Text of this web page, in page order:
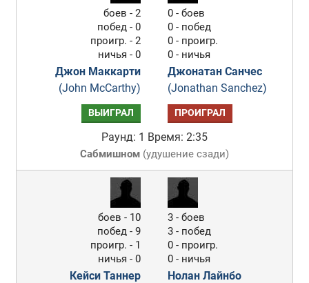
боев - 2
побед - 0
проигр. - 2
ничья - 0
Джон Маккарти
(John McCarthy)
0 - боев
0 - побед
0 - проигр.
0 - ничья
Джонатан Санчес
(Jonathan Sanchez)
ВЫИГРАЛ ПРОИГРАЛ
Раунд: 1 Время: 2:35
Сабмишном(удушение сзади)
боев - 10
побед - 9
проигр. - 1
ничья - 0
Кейси Таннер
3 - боев
3 - побед
0 - проигр.
0 - ничья
Нолан Лайнбо